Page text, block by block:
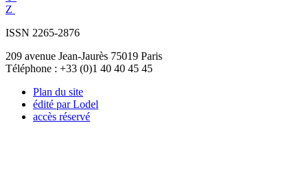
Z
ISSN 2265-2876
209 avenue Jean-Jaurès 75019 Paris
Téléphone : +33 (0)1 40 40 45 45
Plan du site
édité par Lodel
accès réservé